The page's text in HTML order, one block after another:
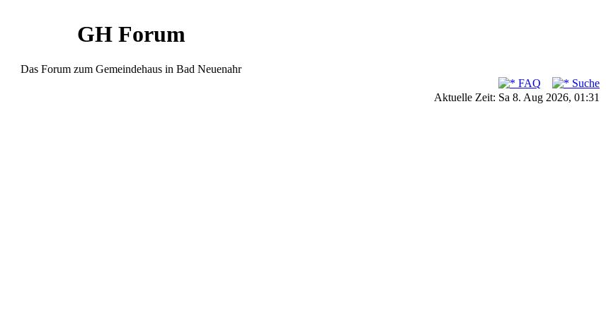
GH Forum
Das Forum zum Gemeindehaus in Bad Neuenahr
FAQ
Suche
Aktuelle Zeit: Sa 8. Aug 2026, 01:31